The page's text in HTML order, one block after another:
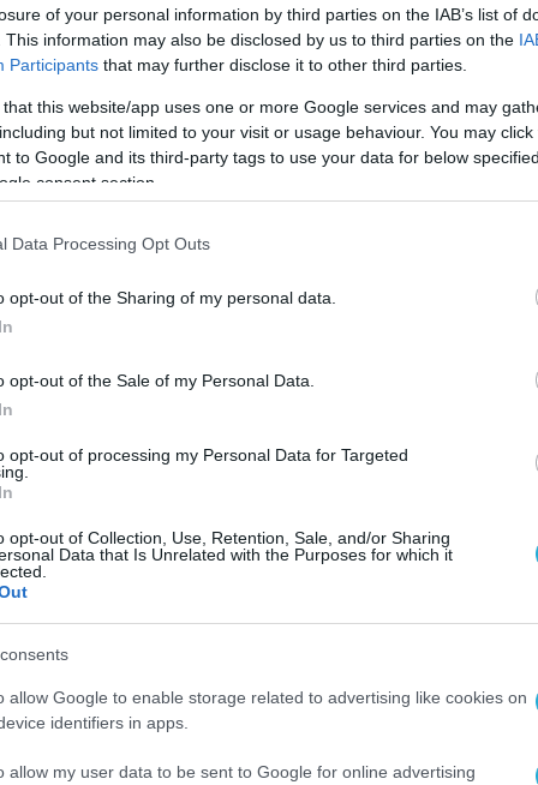
of your personal information by third parties on the IAB’s list of
This information may also be disclosed by us to third parties on the
Participants that may further disclose it to other third parties.
that this website/app uses one or more Google services and may
but not limited to your visit or usage behaviour. You may
to Google and its third-party tags to use your data for below
consent section.
Data Processing Opt Outs
opt-out of the Sharing of my personal data.
opt-out of the Sale of my Personal Data.
opt-out of processing my Personal Data for Targeted
opt-out of Collection, Use, Retention, Sale, and/or Sharing
Data that Is Unrelated with the Purposes for which it
allow Google to enable storage related to advertising like cookies on
identifiers in apps.
allow my user data to be sent to Google for online advertising
ηγεσία των δραστηριοτήτων της Bain στην
και την Ελλάδα, καθώς και στην Κεντρική και
θα αποτελέσει η υποστήριξη των πελατών
μετασχηματισμού, η περαιτέρω
και η συνέχιση των επενδύσεων στην
της Bain.
διατηρεί παράλληλα τον ρόλο του
επικεφαλής του παγκόσμιου τομέα
EMEA, με εξειδίκευση στη
μετασχηματισμό και τη βελτίωση της
Ευρώπη και φέρνει έναν συνδυασμό
προκλήσεων που αντιμετωπίζουν οι
Partner της Bain & Company Greece.
τους, να επενδύουν στην
Η στενότερη συνεργασία με τον Pierluigi και
να στηρίζουμε αυτή την προσπάθεια,
με τρόπο ουσιαστικό για την ελληνική